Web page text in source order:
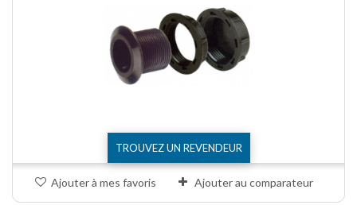
TROUVEZ UN REVENDEUR
Ajouter à mes favoris Ajouter au comparateur